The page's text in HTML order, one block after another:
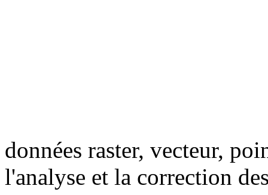
données raster, vecteur,
l'analyse et la correction